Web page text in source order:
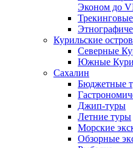
Эконом до
Курильские
Северные
Южные
Сахалин
Бюджетные
Джип-туры
Летние туры
Морские
Обзорные